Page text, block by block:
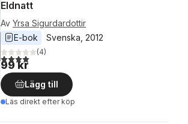
Eldnatt
Av Yrsa Sigurdardottir
E-bok
Svenska 2012
4,0utav 5 stjärnor. Totalt antal röster:
(4)
99 kr
Lägg till
Läs direkt efter köp